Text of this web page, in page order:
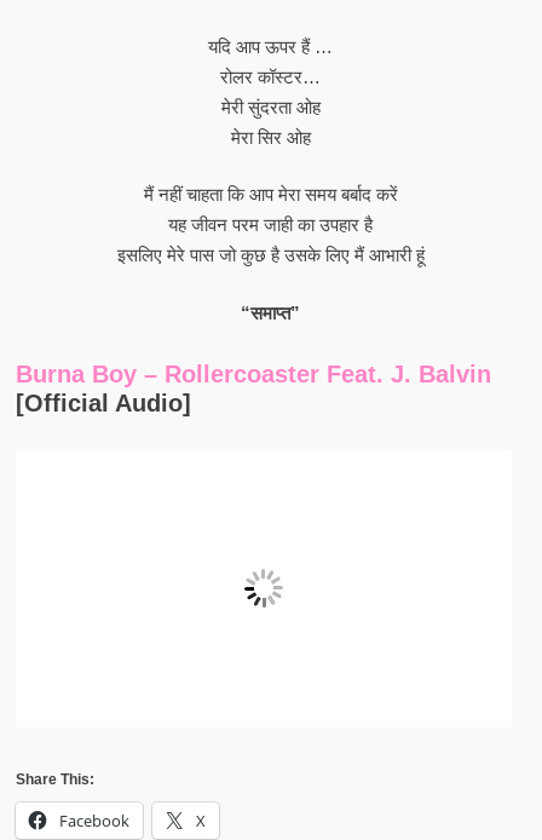
यदि आप ऊपर हैं …
रोलर कॉस्टर…
मेरी सुंदरता ओह
मेरा सिर ओह
मैं नहीं चाहता कि आप मेरा समय बर्बाद करें
यह जीवन परम जाही का उपहार है
इसलिए मेरे पास जो कुछ है उसके लिए मैं आभारी हूं
“समाप्त”
Burna Boy – Rollercoaster Feat. J. Balvin
[Official Audio]
Share This:
Facebook X